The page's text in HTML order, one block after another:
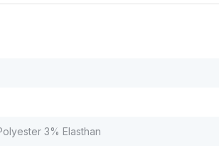
3% Elasthan